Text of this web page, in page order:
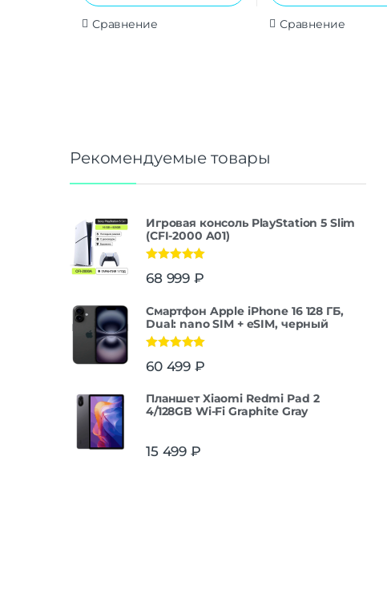
Сравнение Сравнение
Рекомендуемые товары
Игровая консоль PlayStation 5 Slim
(CFI-2000 A01)
из 5
68 999 ₽
Смартфон Apple iPhone 16 128 ГБ,
Dual: nano SIM + eSIM, черный
из 5
60 499 ₽
Планшет Xiaomi Redmi Pad 2
4/128GB Wi-Fi Graphite Gray
15 499 ₽